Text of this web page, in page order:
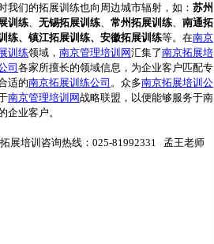
我们的拓展训练也向周边城市辐射，如： 苏州
训练
无锡拓展训练 常州拓展训练
南通拓
练、镇江拓展训练、安徽拓展训练等。在南京
训练领域， 南京管理培训网汇集了南京拓展培
司各家所擅长的领域信息，为企业客户匹配专
适的南京拓展训练公司 。众多南京拓展培训公
南京管理培训网战略联盟，以便能够服务于南
企业客户。
拓展培训咨询热线：025-81992331 孟王老师